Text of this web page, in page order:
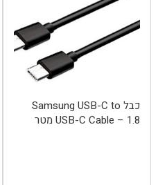
כבל Samsung USB-C to
USB-C Cable – 1.8 מטר